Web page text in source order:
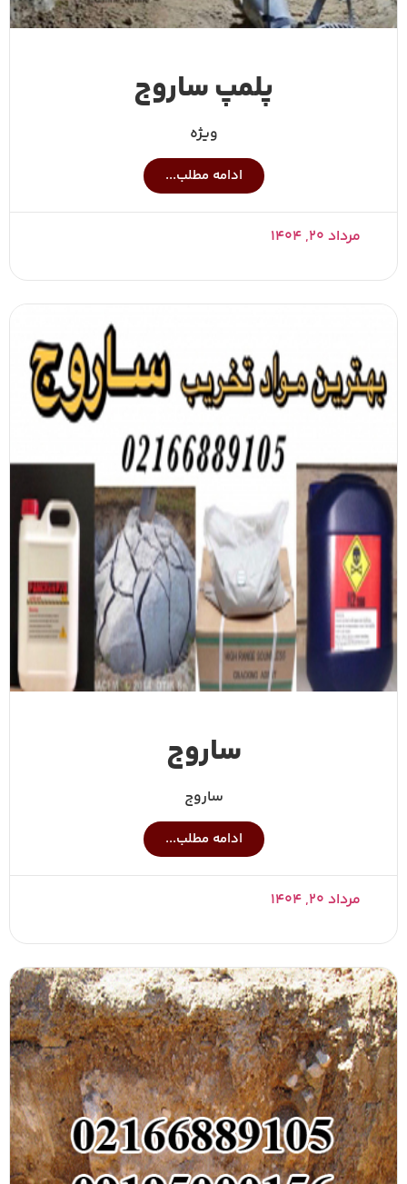
پلمپ ساروج
ویژه
ادامه مطلب...
مرداد ۲۰, ۱۴۰۴
ساروج
ساروج
ادامه مطلب...
مرداد ۲۰, ۱۴۰۴